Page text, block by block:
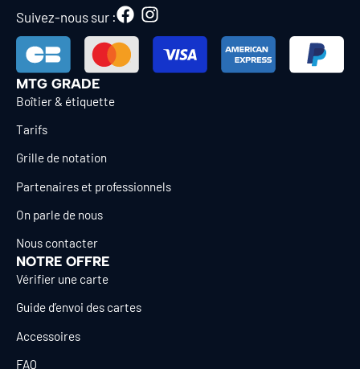
Suivez-nous sur :
MTG GRADE
Boîtier & étiquette
Tarifs
Grille de notation
Partenaires et professionnels
On parle de nous
Nous contacter
NOTRE OFFRE
Vérifier une carte
Guide d’envoi des cartes
Accessoires
FAQ